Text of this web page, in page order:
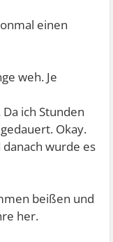
einen
weh. Je
ich Stunden
Okay.
wurde es
beißen und
her.